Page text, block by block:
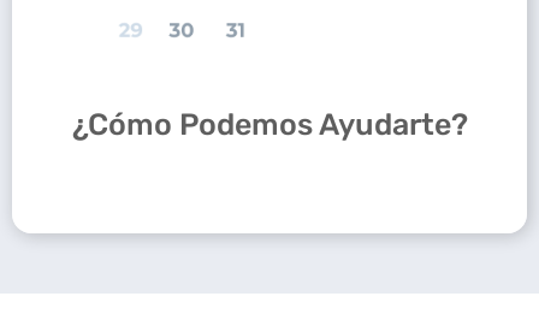
¿Cómo Podemos Ayudarte?